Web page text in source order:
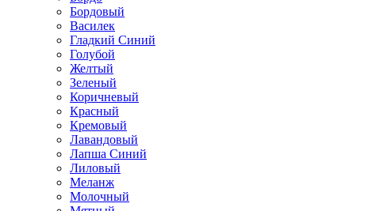
Бордовый
Василек
Гладкий Синий
Голубой
Желтый
Зеленый
Коричневый
Красный
Кремовый
Лавандовый
Лапша Синий
Лиловый
Меланж
Молочный